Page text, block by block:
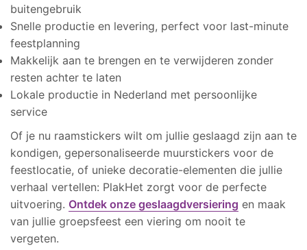
buitengebruik
Snelle productie en levering, perfect voor last-minute
feestplanning
Makkelijk aan te brengen en te verwijderen zonder
resten achter te laten
Lokale productie in Nederland met persoonlijke
service
Of je nu raamstickers wilt om jullie geslaagd zijn aan te
kondigen, gepersonaliseerde muurstickers voor de
feestlocatie, of unieke decoratie-elementen die jullie
verhaal vertellen: PlakHet zorgt voor de perfecte
uitvoering. Ontdek onze geslaagdversiering en maak
van jullie groepsfeest een viering om nooit te
vergeten.